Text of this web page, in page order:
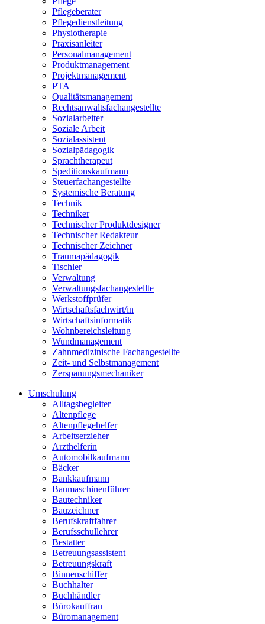
Pflegeberater
Pflegedienstleitung
Physiotherapie
Praxisanleiter
Personalmanagement
Produktmanagement
Projektmanagement
PTA
Qualitätsmanagement
Rechtsanwaltsfachangestellte
Sozialarbeiter
Soziale Arbeit
Sozialassistent
Sozialpädagogik
Sprachtherapeut
Speditionskaufmann
Steuerfachangestellte
Systemische Beratung
Technik
Techniker
Technischer Produktdesigner
Technischer Redakteur
Technischer Zeichner
Traumapädagogik
Tischler
Verwaltung
Verwaltungsfachangestellte
Werkstoffprüfer
Wirtschaftsfachwirt/in
Wirtschaftsinformatik
Wohnbereichsleitung
Wundmanagement
Zahnmedizinische Fachangestellte
Zeit- und Selbstmanagement
Zerspanungsmechaniker
Umschulung
Alltagsbegleiter
Altenpflege
Altenpflegehelfer
Arbeitserzieher
Arzthelferin
Automobilkaufmann
Bäcker
Bankkaufmann
Baumaschinenführer
Bautechniker
Bauzeichner
Berufskraftfahrer
Berufsschullehrer
Bestatter
Betreuungsassistent
Betreuungskraft
Binnenschiffer
Buchhalter
Buchhändler
Bürokauffrau
Büromanagement